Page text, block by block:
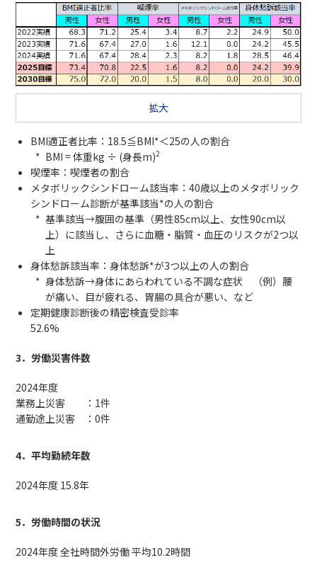
拡大
BMI適正者比率：18.5≦BMI*＜25の人の割合
BMI = 体重kg ÷ (身長m)2
喫煙率：喫煙者の割合
メタボリックシンドローム該当率：40歳以上のメタボリック
シンドローム診断が基準該当*の人の割合
基準該当→腹囲の基準（男性85cm以上、女性90cm以
上）に該当し、さらに血糖・脂質・血圧のリスクが2つ以
上
身体愁訴該当率：身体愁訴*が3つ以上の人の割合
身体愁訴→身体にあらわれている不調な症状 （例）腰
が痛い、目が疲れる、胃腸の具合が悪い、など
定期健康診断後の精密検査受診率
52.6%
3．労働災害件数
2024年度
業務上災害 ：1件
通勤途上災害 ：0件
4．平均勤続年数
2024年度 15.8年
5．労働時間の状況
2024年度 全社時間外労働 平均10.2時間